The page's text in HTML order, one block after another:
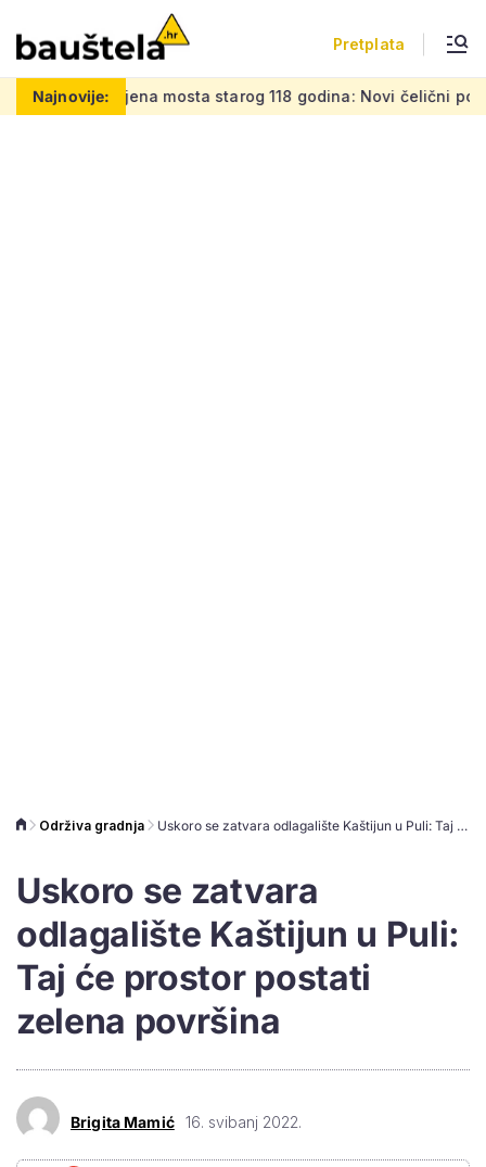
Pretplata
Najnovije:
mosta starog 118 godina: Novi čelični poluluk lebdi nad
Održiva gradnja Uskoro se zatvara odlagalište Kaštijun u Puli: Taj će prostor postati zelena površina
Uskoro se zatvara
odlagalište Kaštijun u Puli:
Taj će prostor postati
zelena površina
Brigita Mamić 16. svibanj 2022.